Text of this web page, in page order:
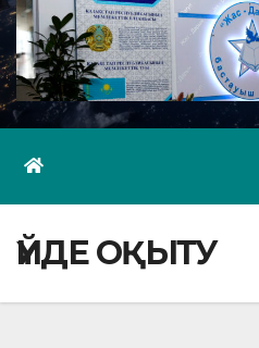
ҮЙДЕ ОҚЫТУ